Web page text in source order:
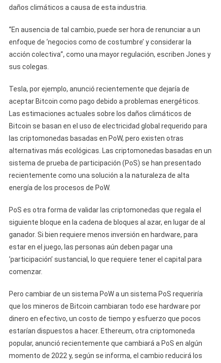
daños climáticos a causa de esta industria.
“En ausencia de tal cambio, puede ser hora de renunciar a un
enfoque de ‘negocios como de costumbre’ y considerar la
acción colectiva”, como una mayor regulación, escriben Jones y
sus colegas.
Tesla, por ejemplo, anunció recientemente que dejaría de
aceptar Bitcoin como pago debido a problemas energéticos.
Las estimaciones actuales sobre los daños climáticos de
Bitcoin se basan en el uso de electricidad global requerido para
las criptomonedas basadas en PoW, pero existen otras
alternativas más ecológicas. Las criptomonedas basadas en un
sistema de prueba de participación (PoS) se han presentado
recientemente como una solución a la naturaleza de alta
energía de los procesos de PoW.
PoS es otra forma de validar las criptomonedas que regala el
siguiente bloque en la cadena de bloques al azar, en lugar de al
ganador. Si bien requiere menos inversión en hardware, para
estar en el juego, las personas aún deben pagar una
‘participación’ sustancial, lo que requiere tener el capital para
comenzar.
Pero cambiar de un sistema PoW a un sistema PoS requeriría
que los mineros de Bitcoin cambiaran todo ese hardware por
dinero en efectivo, un costo de tiempo y esfuerzo que pocos
estarían dispuestos a hacer. Ethereum, otra criptomoneda
popular, anunció recientemente que cambiará a PoS en algún
momento de 2022 y, según se informa, el cambio reducirá los